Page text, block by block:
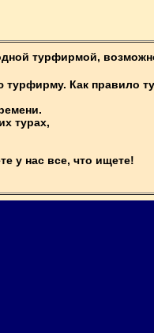
турфирмой,
турфирму. Как правило
турах,
у нас все, что ищете!